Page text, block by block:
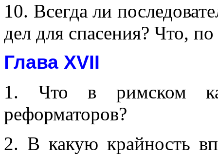
10. Всегда ли
дел для спасения? Что,
Глава XVII
1. Что в римском
реформаторов?
2. В какую крайность